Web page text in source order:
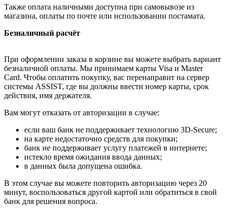
Также оплата наличными доступна при самовывозе из
магазина, оплаты по почте или использовании постамата.
Безналичный расчёт
При оформлении заказа в корзине вы можете выбрать вариант
безналичной оплаты. Мы принимаем карты Visa и Master
Card. Чтобы оплатить покупку, вас перенаправит на сервер
системы ASSIST, где вы должны ввести номер карты, срок
действия, имя держателя.
Вам могут отказать от авторизации в случае:
если ваш банк не поддерживает технологию 3D-Secure;
на карте недостаточно средств для покупки;
банк не поддерживает услугу платежей в интернете;
истекло время ожидания ввода данных;
в данных была допущена ошибка.
В этом случае вы можете повторить авторизацию через 20
минут, воспользоваться другой картой или обратиться в свой
банк для решения вопроса.